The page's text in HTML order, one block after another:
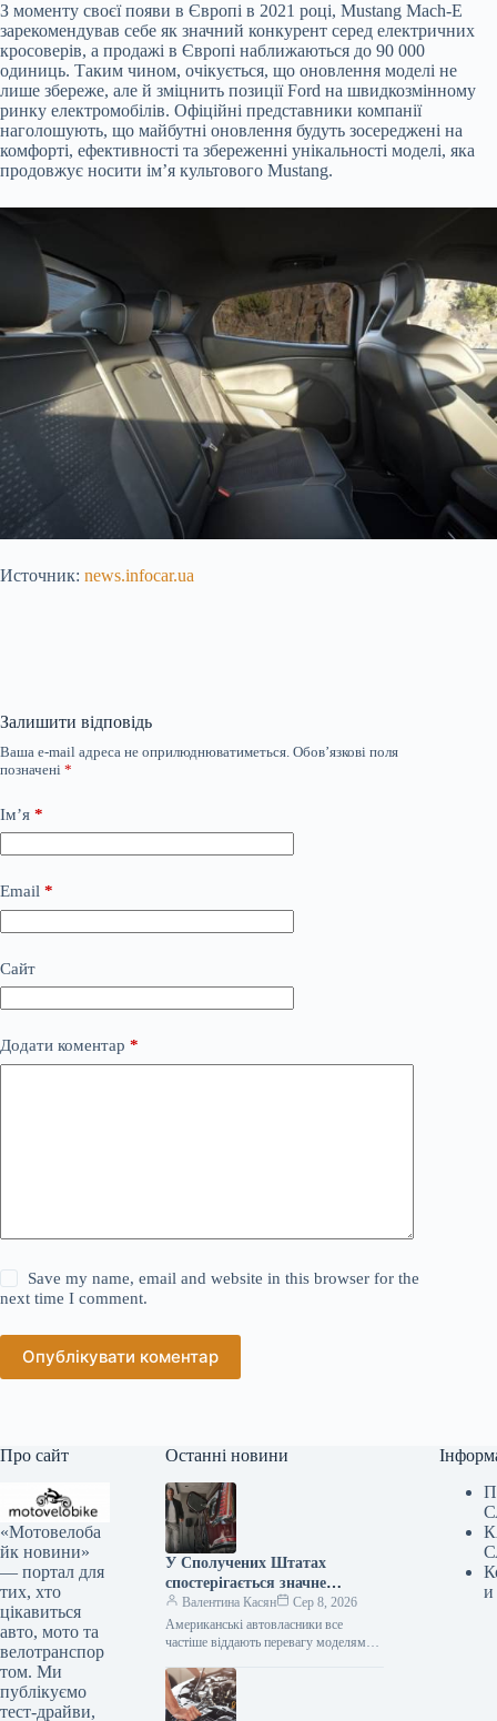
З моменту своєї появи в Європі в 2021 році, Mustang Mach-E
зарекомендував себе як значний конкурент серед електричних
кросоверів, а продажі в Європі наближаються до 90 000
одиниць. Таким чином, очікується, що оновлення моделі не
лише збереже, але й зміцнить позиції Ford на швидкозмінному
ринку електромобілів. Офіційні представники компанії
наголошують, що майбутні оновлення будуть зосереджені на
комфорті, ефективності та збереженні унікальності моделі, яка
продовжує носити ім’я культового Mustang.
Источник: news.infocar.ua
Залишити відповідь
Ваша e-mail адреса не оприлюднюватиметься. Обов’язкові поля
позначені *
Ім’я *
Email *
Сайт
Додати коментар *
Save my name, email and website in this browser for the
next time I comment.
Опублікувати коментар
Про сайт
«Мотовелоба
йк новини»
— портал для
тих, хто
цікавиться
авто, мото та
велотранспор
том. Ми
публікуємо
тест-драйви,
Останні новини
У Сполучених Штатах
спостерігається значне
зниження популярності
елітних автомобілів.
Валентина Касян
Сер 8, 2026
Американські автовласники все
частіше віддають перевагу моделям
аніж автомобілям преміум-класу. Дані,
зібрані J.D. Power за перше…
и